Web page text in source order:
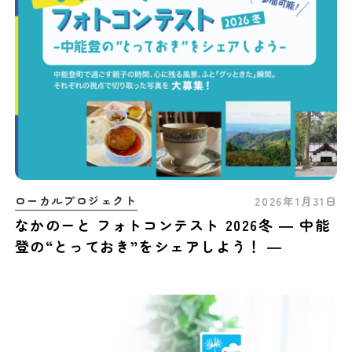
ローカルプロジェクト 2026年1月31日
なかのーと フォトコンテスト 2026冬 ― 中能
登の“とっておき”をシェアしよう！ ―